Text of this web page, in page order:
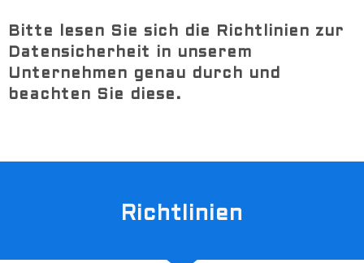
Bitte lesen Sie sich die Richtlinien zur
Datensicherheit in unserem
Unternehmen genau durch und
beachten Sie diese.
Richtlinien